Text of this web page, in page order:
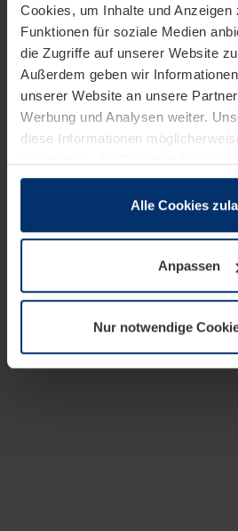
Cookies, um Inhalte und Anzeigen
Funktionen für soziale Medien
die Zugriffe auf unserer Website
Außerdem geben wir
unserer Website an unsere
Werbung und Analysen weiter.
diese Informationen
sie im Rahmen Ihrer Nutzung der
wenn diese für den Betrieb dieser
notwendig sind. Für alle anderen
wir Ihre Erlaubnis. Ihre
Datenschutzerklärungunserer
widerrufen.
Alle Cookies
Anpassen
Nur notwendige